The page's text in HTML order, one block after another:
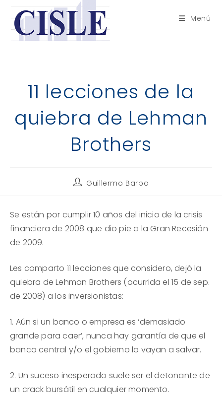
contenido
Menú
11 lecciones de la
quiebra de Lehman
Brothers
Autor
entrada:
Guillermo Barba
Se están por cumplir 10 años del inicio de la crisis
financiera de 2008 que dio pie a la Gran Recesión
de 2009.
Les comparto 11 lecciones que considero, dejó la
quiebra de Lehman Brothers (ocurrida el 15 de sep.
de 2008) a los inversionistas:
1. Aún si un banco o empresa es ‘demasiado
grande para caer’, nunca hay garantía de que el
banco central y/o el gobierno lo vayan a salvar.
2. Un suceso inesperado suele ser el detonante de
un crack bursátil en cualquier momento.